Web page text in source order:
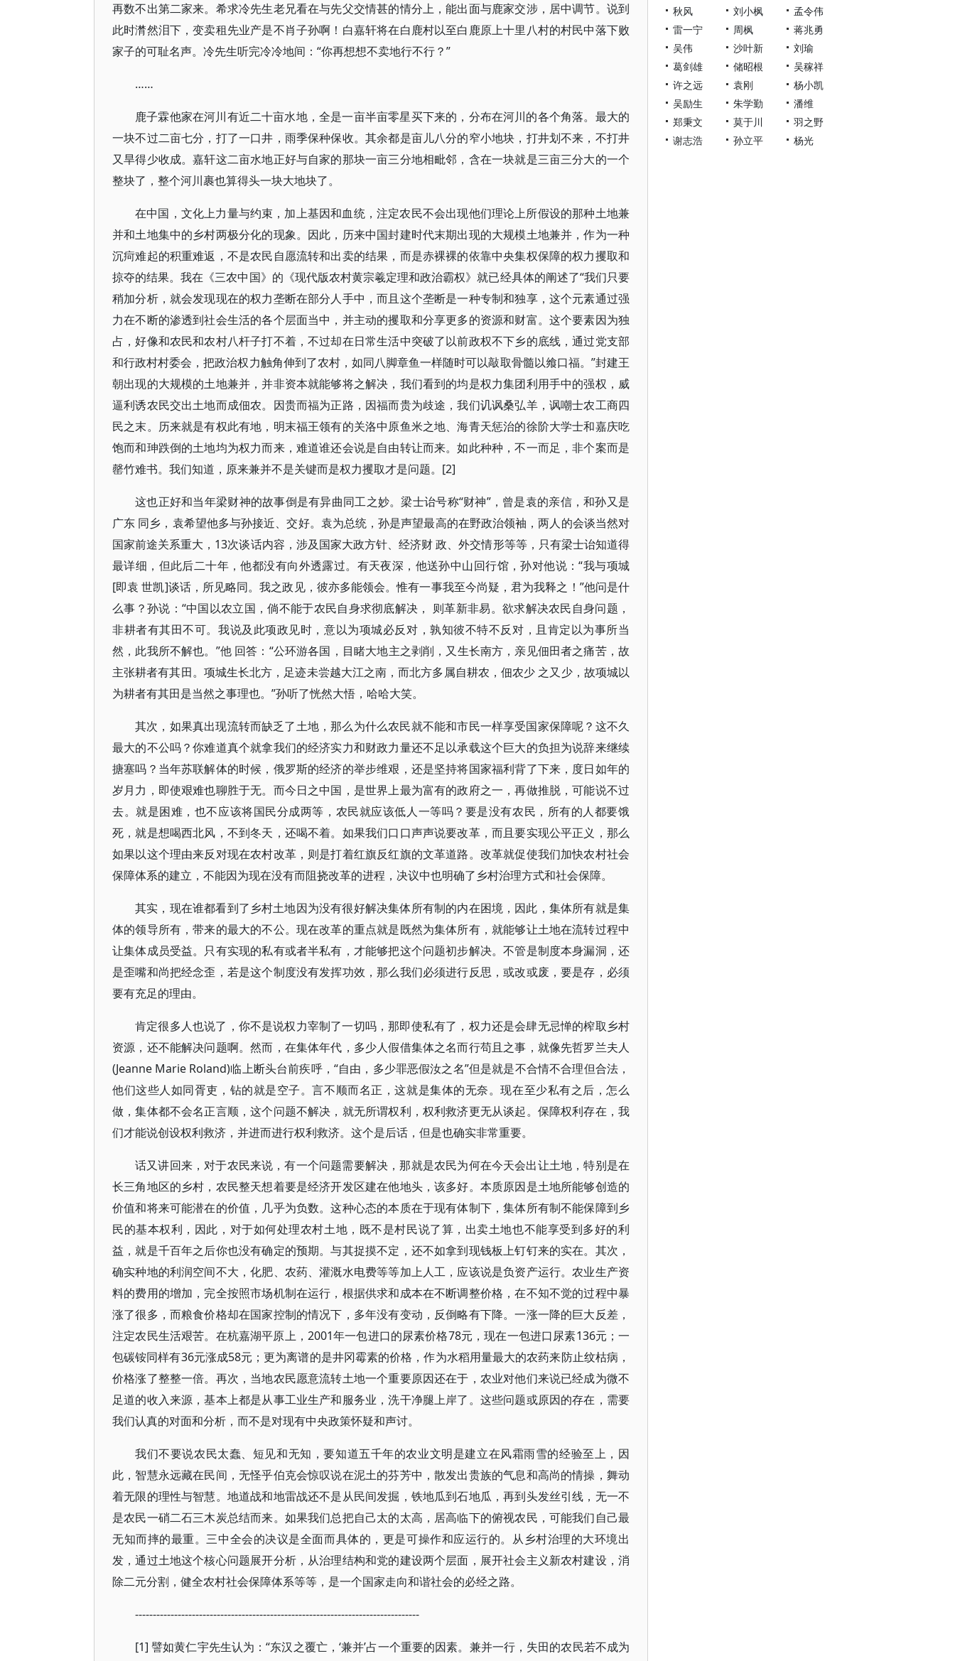
再数不出第二家来。希求冷先生老兄看在与先父交情甚的情分上，能出面与鹿家交涉，居中调节。说到
此时潸然泪下，变卖租先业产是不肖子孙啊！白嘉轩将在白鹿村以至白鹿原上十里八村的村民中落下败
家子的可耻名声。冷先生听完冷冷地间：“你再想想不卖地行不行？”
……
鹿子霖他家在河川有近二十亩水地，全是一亩半亩零星买下来的，分布在河川的各个角落。最大的
一块不过二亩七分，打了一口井，雨季保种保收。其余都是亩儿八分的窄小地块，打井划不来，不打井
又旱得少收成。嘉轩这二亩水地正好与自家的那块一亩三分地相毗邻，含在一块就是三亩三分大的一个
整块了，整个河川裹也算得头一块大地块了。
在中国，文化上力量与约束，加上基因和血统，注定农民不会出现他们理论上所假设的那种土地兼
并和土地集中的乡村两极分化的现象。因此，历来中国封建时代末期出现的大规模土地兼并，作为一种
沉疴难起的积重难返，不是农民自愿流转和出卖的结果，而是赤裸裸的依靠中央集权保障的权力攫取和
掠夺的结果。我在《三农中国》的《现代版农村黄宗羲定理和政治霸权》就已经具体的阐述了“我们只要
稍加分析，就会发现现在的权力垄断在部分人手中，而且这个垄断是一种专制和独享，这个元素通过强
力在不断的渗透到社会生活的各个层面当中，并主动的攫取和分享更多的资源和财富。这个要素因为独
占，好像和农民和农村八杆子打不着，不过却在日常生活中突破了以前政权不下乡的底线，通过党支部
和行政村村委会，把政治权力触角伸到了农村，如同八脚章鱼一样随时可以敲取骨髓以飨口福。”封建王
朝出现的大规模的土地兼并，并非资本就能够将之解决，我们看到的均是权力集团利用手中的强权，威
逼利诱农民交出土地而成佃农。因贵而福为正路，因福而贵为歧途，我们讥讽桑弘羊，讽嘲士农工商四
民之末。历来就是有权此有地，明末福王领有的关洛中原鱼米之地、海青天惩治的徐阶大学士和嘉庆吃
饱而和珅跌倒的土地均为权力而来，难道谁还会说是自由转让而来。如此种种，不一而足，非个案而是
罄竹难书。我们知道，原来兼并不是关键而是权力攫取才是问题。[2]
这也正好和当年梁财神的故事倒是有异曲同工之妙。梁士诒号称“财神”，曾是袁的亲信，和孙又是
广东 同乡，袁希望他多与孙接近、交好。袁为总统，孙是声望最高的在野政治领袖，两人的会谈当然对
国家前途关系重大，13次谈话内容，涉及国家大政方针、经济财 政、外交情形等等，只有梁士诒知道得
最详细，但此后二十年，他都没有向外透露过。有天夜深，他送孙中山回行馆，孙对他说：“我与项城
[即袁 世凯]谈话，所见略同。我之政见，彼亦多能领会。惟有一事我至今尚疑，君为我释之！”他问是什
么事？孙说：“中国以农立国，倘不能于农民自身求彻底解决， 则革新非易。欲求解决农民自身问题，
非耕者有其田不可。我说及此项政见时，意以为项城必反对，孰知彼不特不反对，且肯定以为事所当
然，此我所不解也。”他 回答：“公环游各国，目睹大地主之剥削，又生长南方，亲见佃田者之痛苦，故
主张耕者有其田。项城生长北方，足迹未尝越大江之南，而北方多属自耕农，佃农少 之又少，故项城以
为耕者有其田是当然之事理也。”孙听了恍然大悟，哈哈大笑。
其次，如果真出现流转而缺乏了土地，那么为什么农民就不能和市民一样享受国家保障呢？这不久
最大的不公吗？你难道真个就拿我们的经济实力和财政力量还不足以承载这个巨大的负担为说辞来继续
搪塞吗？当年苏联解体的时候，俄罗斯的经济的举步维艰，还是坚持将国家福利背了下来，度日如年的
岁月力，即使艰难也聊胜于无。而今日之中国，是世界上最为富有的政府之一，再做推脱，可能说不过
去。就是困难，也不应该将国民分成两等，农民就应该低人一等吗？要是没有农民，所有的人都要饿
死，就是想喝西北风，不到冬天，还喝不着。如果我们口口声声说要改革，而且要实现公平正义，那么
如果以这个理由来反对现在农村改革，则是打着红旗反红旗的文革道路。改革就促使我们加快农村社会
保障体系的建立，不能因为现在没有而阻挠改革的进程，决议中也明确了乡村治理方式和社会保障。
其实，现在谁都看到了乡村土地因为没有很好解决集体所有制的内在困境，因此，集体所有就是集
体的领导所有，带来的最大的不公。现在改革的重点就是既然为集体所有，就能够让土地在流转过程中
让集体成员受益。只有实现的私有或者半私有，才能够把这个问题初步解决。不管是制度本身漏洞，还
是歪嘴和尚把经念歪，若是这个制度没有发挥功效，那么我们必须进行反思，或改或废，要是存，必须
要有充足的理由。
肯定很多人也说了，你不是说权力宰制了一切吗，那即使私有了，权力还是会肆无忌惮的榨取乡村
资源，还不能解决问题啊。然而，在集体年代，多少人假借集体之名而行苟且之事，就像先哲罗兰夫人
(Jeanne Marie Roland)临上断头台前疾呼，“自由，多少罪恶假汝之名”但是就是不合情不合理但合法，
他们这些人如同胥吏，钻的就是空子。言不顺而名正，这就是集体的无奈。现在至少私有之后，怎么
做，集体都不会名正言顺，这个问题不解决，就无所谓权利，权利救济更无从谈起。保障权利存在，我
们才能说创设权利救济，并进而进行权利救济。这个是后话，但是也确实非常重要。
话又讲回来，对于农民来说，有一个问题需要解决，那就是农民为何在今天会出让土地，特别是在
长三角地区的乡村，农民整天想着要是经济开发区建在他地头，该多好。本质原因是土地所能够创造的
价值和将来可能潜在的价值，几乎为负数。这种心态的本质在于现有体制下，集体所有制不能保障到乡
民的基本权利，因此，对于如何处理农村土地，既不是村民说了算，出卖土地也不能享受到多好的利
益，就是千百年之后你也没有确定的预期。与其捉摸不定，还不如拿到现钱板上钉钉来的实在。其次，
确实种地的利润空间不大，化肥、农药、灌溉水电费等等加上人工，应该说是负资产运行。农业生产资
料的费用的增加，完全按照市场机制在运行，根据供求和成本在不断调整价格，在不知不觉的过程中暴
涨了很多，而粮食价格却在国家控制的情况下，多年没有变动，反倒略有下降。一涨一降的巨大反差，
注定农民生活艰苦。在杭嘉湖平原上，2001年一包进口的尿素价格78元，现在一包进口尿素136元；一
包碳铵同样有36元涨成58元；更为离谱的是井冈霉素的价格，作为水稻用量最大的农药来防止纹枯病，
价格涨了整整一倍。再次，当地农民愿意流转土地一个重要原因还在于，农业对他们来说已经成为微不
足道的收入来源，基本上都是从事工业生产和服务业，洗干净腿上岸了。这些问题或原因的存在，需要
我们认真的对面和分析，而不是对现有中央政策怀疑和声讨。
我们不要说农民太蠢、短见和无知，要知道五千年的农业文明是建立在风霜雨雪的经验至上，因
此，智慧永远藏在民间，无怪乎伯克会惊叹说在泥土的芬芳中，散发出贵族的气息和高尚的情操，舞动
着无限的理性与智慧。地道战和地雷战还不是从民间发掘，铁地瓜到石地瓜，再到头发丝引线，无一不
是农民一硝二石三木炭总结而来。如果我们总把自己太的太高，居高临下的俯视农民，可能我们自己最
无知而摔的最重。三中全会的决议是全面而具体的，更是可操作和应运行的。从乡村治理的大环境出
发，通过土地这个核心问题展开分析，从治理结构和党的建设两个层面，展开社会主义新农村建设，消
除二元分割，健全农村社会保障体系等等，是一个国家走向和谐社会的必经之路。
--------------------------------------------------------------------------------
[1] 譬如黄仁宇先生认为：“东汉之覆亡，‘兼并’占一个重要的因素。兼并一行，失田的农民若不成为
秋风
刘小枫
孟令伟
雷一宁
周枫
蒋兆勇
吴伟
沙叶新
刘瑜
葛剑雄
储昭根
吴稼祥
许之远
袁刚
杨小凯
吴励生
朱学勤
潘维
郑秉文
莫于川
羽之野
谢志浩
孙立平 杨光